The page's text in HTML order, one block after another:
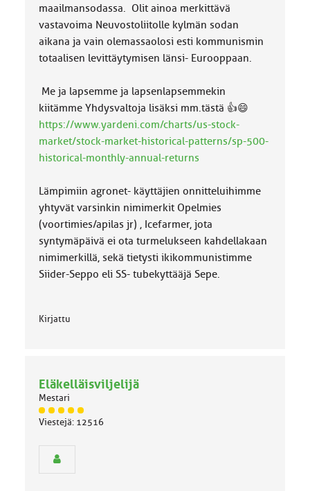
maailmansodassa. Olit ainoa merkittävä
vastavoima Neuvostoliitolle kylmän sodan
aikana ja vain olemassaolosi esti kommunismin
totaalisen levittäytymisen länsi- Eurooppaan.
Me ja lapsemme ja lapsenlapsemmekin
kiitämme Yhdysvaltoja lisäksi mm.tästä 👍😄
https://www.yardeni.com/charts/us-stock-
market/stock-market-historical-patterns/sp-500-
historical-monthly-annual-returns
Lämpimiin agronet- käyttäjien onnitteluihimme
yhtyvät varsinkin nimimerkit Opelmies
(voortimies/apilas jr) , Icefarmer, jota
syntymäpäivä ei ota turmelukseen kahdellakaan
nimimerkillä, sekä tietysti ikikommunistimme
Siider-Seppo eli SS- tubekyttääjä Sepe.
Kirjattu
Eläkelläisviljelijä
Mestari
J
ä
Viestejä: 12516